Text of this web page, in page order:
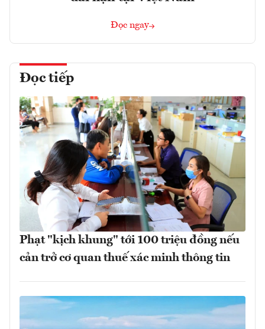
Đọc ngay
Đọc tiếp
Phạt "kịch khung" tới 100 triệu đồng nếu
cản trở cơ quan thuế xác minh thông tin